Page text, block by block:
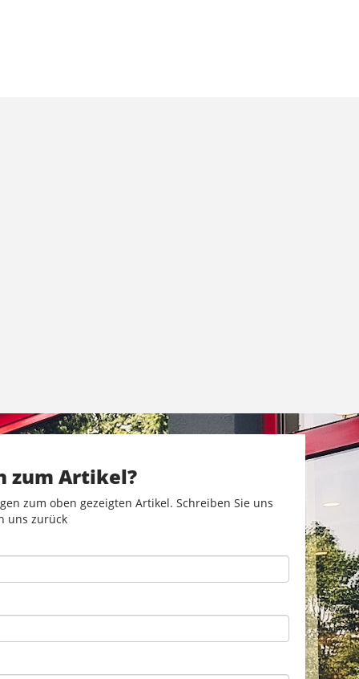
zum Artikel?
zum oben gezeigten Artikel. Schreiben Sie uns
uns zurück